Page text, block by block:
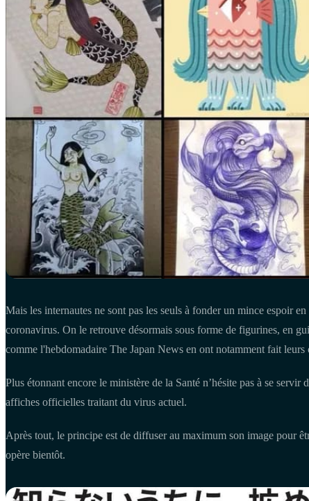
Mais les internautes ne sont pas les seuls à fonder un mince espoir
coronavirus. On le retrouve désormais sous forme de figurines, en
comme l'hebdomadaire The Japan News en ont notamment fait leurs
Plus étonnant encore le ministère de la Santé n’hésite pas à se servir
affiches officielles traitant du virus actuel.
Après tout, le principe est de diffuser au maximum son image pour
opère bientôt.